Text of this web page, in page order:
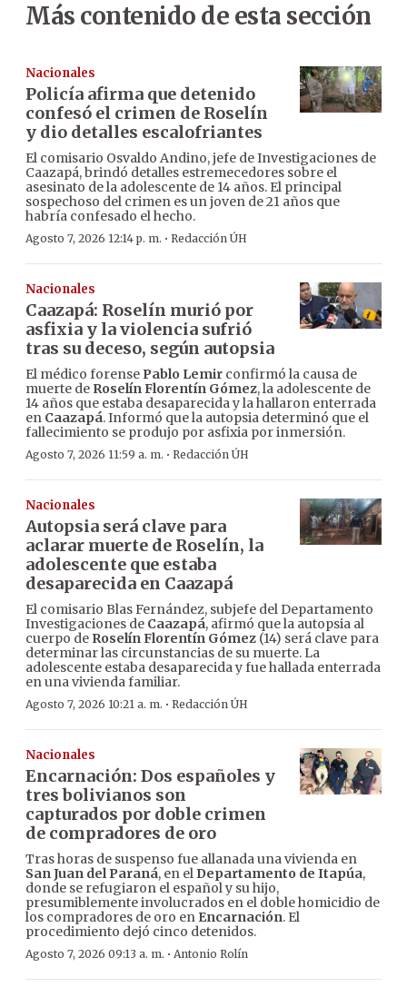
Más contenido de esta sección
Nacionales
Policía afirma que detenido
confesó el crimen de Roselín
y dio detalles escalofriantes
El comisario Osvaldo Andino, jefe de Investigaciones de
Caazapá, brindó detalles estremecedores sobre el
asesinato de la adolescente de 14 años. El principal
sospechoso del crimen es un joven de 21 años que
habría confesado el hecho.
Agosto 7, 2026 12:14 p. m. · Redacción ÚH
Nacionales
Caazapá: Roselín murió por
asfixia y la violencia sufrió
tras su deceso, según autopsia
El médico forense Pablo Lemir confirmó la causa de
muerte de Roselín Florentín Gómez, la adolescente de
14 años que estaba desaparecida y la hallaron enterrada
en Caazapá. Informó que la autopsia determinó que el
fallecimiento se produjo por asfixia por inmersión.
Agosto 7, 2026 11:59 a. m. · Redacción ÚH
Nacionales
Autopsia será clave para
aclarar muerte de Roselín, la
adolescente que estaba
desaparecida en Caazapá
El comisario Blas Fernández, subjefe del Departamento
Investigaciones de Caazapá, afirmó que la autopsia al
cuerpo de Roselín Florentín Gómez (14) será clave para
determinar las circunstancias de su muerte. La
adolescente estaba desaparecida y fue hallada enterrada
en una vivienda familiar.
Agosto 7, 2026 10:21 a. m. · Redacción ÚH
Nacionales
Encarnación: Dos españoles y
tres bolivianos son
capturados por doble crimen
de compradores de oro
Tras horas de suspenso fue allanada una vivienda en
San Juan del Paraná, en el Departamento de Itapúa,
donde se refugiaron el español y su hijo,
presumiblemente involucrados en el doble homicidio de
los compradores de oro en Encarnación. El
procedimiento dejó cinco detenidos.
Agosto 7, 2026 09:13 a. m. · Antonio Rolín